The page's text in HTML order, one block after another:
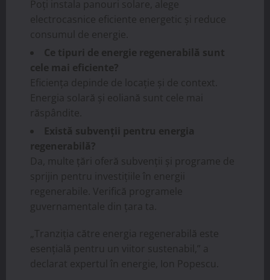
Poți instala panouri solare, alege
electrocasnice eficiente energetic și reduce
consumul de energie.
Ce tipuri de energie regenerabilă sunt
cele mai eficiente?
Eficiența depinde de locație și de context.
Energia solară și eoliană sunt cele mai
răspândite.
Există subvenții pentru energia
regenerabilă?
Da, multe țări oferă subvenții și programe de
sprijin pentru investițiile în energii
regenerabile. Verifică programele
guvernamentale din țara ta.
„Tranziția către energia regenerabilă este
esențială pentru un viitor sustenabil,” a
declarat expertul în energie, Ion Popescu.